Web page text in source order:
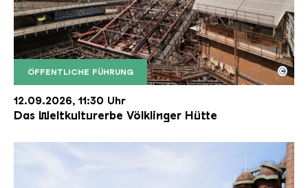
ÖFFENTLICHE FÜHRUNG
Der Erzschrägaufzug der Völklinger Hütte mit
Copyright: Weltkulturerbe Völklinger Hütte | Karl
©
12.09.2026, 11:30 Uhr
Das Weltkulturerbe Völklinger Hütte